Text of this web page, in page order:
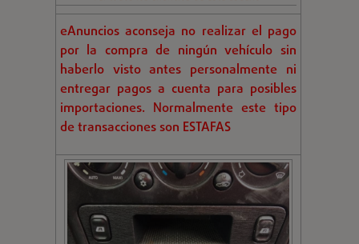
eAnuncios aconseja no realizar el pago
por la compra de ningún vehículo sin
haberlo visto antes personalmente ni
entregar pagos a cuenta para posibles
importaciones. Normalmente este tipo
de transacciones son ESTAFAS